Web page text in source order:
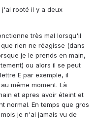
j'ai rooté il y a deux
très mal lorsqu'il
rien ne réagisse (dans
je le prends en main,
ou alors il se peut
E par exemple, il
même moment. Là
et apres avoir éteint et
normal. En temps que gros
je n'ai jamais vu de